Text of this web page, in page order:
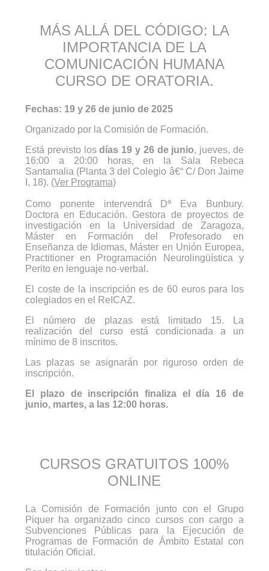
MÁS ALLÁ DEL CÓDIGO: LA
IMPORTANCIA DE LA
COMUNICACIÓN HUMANA
CURSO DE ORATORIA.
Fechas: 19 y 26 de junio de 2025
Organizado por la Comisión de Formación.
Está previsto losdías 19 y 26 de junio, jueves, de
16:00 a 20:00 horas, en la Sala Rebeca
Santamalia (Planta 3 del Colegio â€“ C/ Don Jaime
I, 18). (Ver Programa)
Como ponente intervendrá Dª Eva Bunbury.
Doctora en Educación. Gestora de proyectos de
investigación en la Universidad de Zaragoza,
Máster en Formación del Profesorado en
Enseñanza de Idiomas, Máster en Unión Europea,
Practitioner en Programación Neurolingüística y
Perito en lenguaje no-verbal.
El coste de la inscripción es de 60 euros para los
colegiados en el ReICAZ.
El número de plazas está limitado 15. La
realización del curso está condicionada a un
mínimo de 8 inscritos.
Las plazas se asignarán por riguroso orden de
inscripción.
El plazo de inscripción finaliza el día 16 de
junio, martes, a las 12:00 horas.
CURSOS GRATUITOS 100%
ONLINE
La Comisión de Formación junto con el Grupo
Piquer ha organizado cinco cursos con cargo a
Subvenciones Públicas para la Ejecución de
Programas de Formación de Ámbito Estatal con
titulación Oficial.